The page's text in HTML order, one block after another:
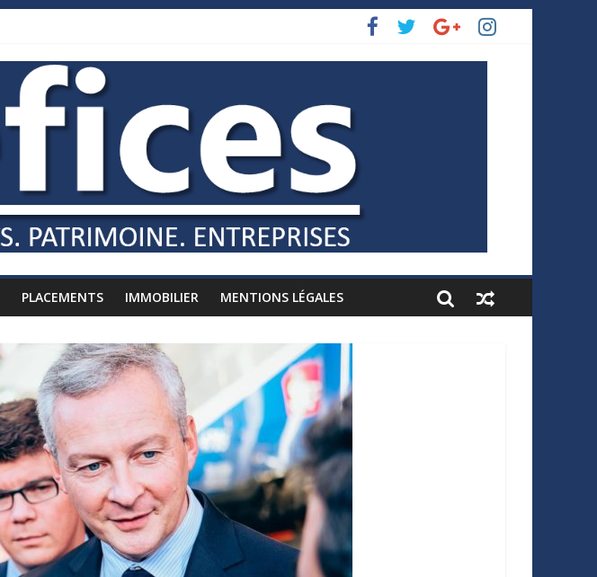
PLACEMENTS IMMOBILIER MENTIONS LÉGALES